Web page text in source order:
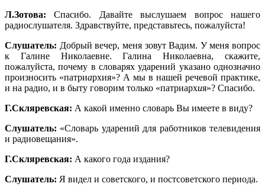
Л.Зотова: Спасибо. Давайте выслушаем вопрос нашего
радиослушателя. Здравствуйте, представьтесь, пожалуйста!
Слушатель: Добрый вечер, меня зовут Вадим. У меня вопрос
к Галине Николаевне. Галина Николаевна, скажите,
пожалуйста, почему в словарях ударений указано однозначно
произносить «патриархия»? А мы в нашей речевой практике,
и на радио, и в быту говорим только «патриархия»? Спасибо.
Г.Скляревская: А какой именно словарь Вы имеете в виду?
Слушатель: «Словарь ударений для работников телевидения
и радиовещания».
Г.Скляревская: А какого года издания?
Слушатель: Я видел и советского, и постсоветского периода.